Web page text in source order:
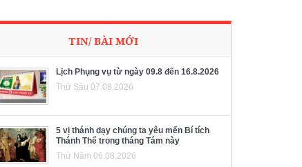
TIN/ BÀI MỚI
Lịch Phụng vụ từ ngày 09.8 đến 16.8.2026
Thứ Sáu 07.08.2026
5 vị thánh dạy chúng ta yêu mến Bí tích
Thánh Thể trong tháng Tám này
Thứ Năm 06.08.2026